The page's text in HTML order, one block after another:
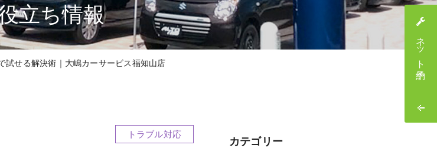
鈑金
ロードサービス
車検料金
社会貢献活動
感謝祭・社員旅行
立ち情報
試せる解決術｜大嶋カーサービス福知山店
トラブル対応
カテゴリー
ネット予約